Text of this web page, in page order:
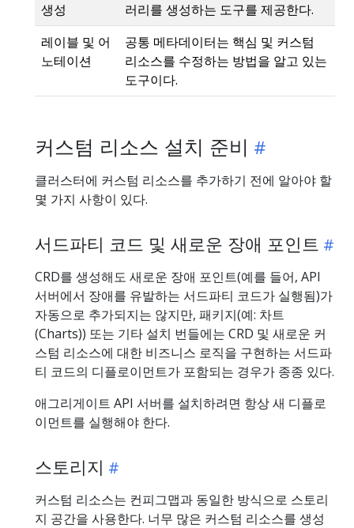
생성
러리를 생성하는 도구를 제공한다.
레이블 및 어
노테이션
공통 메타데이터는 핵심 및 커스텀
리소스를 수정하는 방법을 알고 있는
도구이다.
커스텀 리소스 설치 준비
클러스터에 커스텀 리소스를 추가하기 전에 알아야 할
몇 가지 사항이 있다.
서드파티 코드 및 새로운 장애 포인트
CRD를 생성해도 새로운 장애 포인트(예를 들어, API
서버에서 장애를 유발하는 서드파티 코드가 실행됨)가
자동으로 추가되지는 않지만, 패키지(예: 차트
(Charts)) 또는 기타 설치 번들에는 CRD 및 새로운 커
스텀 리소스에 대한 비즈니스 로직을 구현하는 서드파
티 코드의 디플로이먼트가 포함되는 경우가 종종 있다.
애그리게이트 API 서버를 설치하려면 항상 새 디플로
이먼트를 실행해야 한다.
스토리지
커스텀 리소스는 컨피그맵과 동일한 방식으로 스토리
지 공간을 사용한다. 너무 많은 커스텀 리소스를 생성